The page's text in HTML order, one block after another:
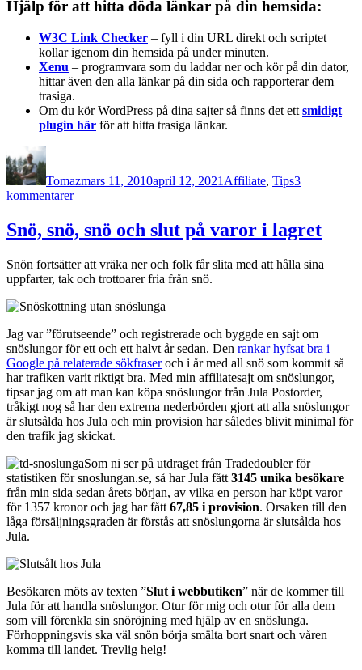
Hjälp för att hitta döda länkar på din hemsida:
W3C Link Checker – fyll i din URL direkt och scriptet
kollar igenom din hemsida på under minuten.
Xenu – programvara som du laddar ner och kör på din dator,
hittar även den alla länkar på din sida och rapporterar dem
trasiga.
Om du kör WordPress på dina sajter så finns det ett smidigt
plugin här för att hitta trasiga länkar.
Författare
Tomazmars 11, 2010april 12, 2021 Affiliate, Tips3
kommentarertill
länkar
ger
klirr
i
Snö, snö, snö och slut på varor i lagret
Snön fortsätter att vräka ner och folk får slita med att hålla sina
uppfarter, tak och trottoarer fria från snö.
Jag var ”förutseende” och registrerade och byggde en sajt om
snöslungor för ett och ett halvt år sedan. Den rankar hyfsat bra i
Google på relaterade sökfraseroch i år med all snö som kommit så
har trafiken varit riktigt bra. Med min affiliatesajt om snöslungor,
tipsar jag om att man kan köpa snöslungor från Jula Postorder,
tråkigt nog så har den extrema nederbörden gjort att alla snöslungor
är slutsålda hos Jula och min provision har således blivit minimal för
den trafik jag skickat.
Som ni ser på utdraget från Tradedoubler för
statistiken för snoslungan.se, så har Jula fått 3145 unika besökare
från min sida sedan årets början, av vilka en person har köpt varor
för 1357 kronor och jag har fått 67,85 i provision. Orsaken till den
låga försäljningsgraden är förstås att snöslungorna är slutsålda hos
Jula.
Besökaren möts av texten ”Slut i webbutiken” när de kommer till
Jula för att handla snöslungor. Otur för mig och otur för alla dem
som vill förenkla sin snöröjning med hjälp av en snöslunga.
Förhoppningsvis ska väl snön börja smälta bort snart och våren
komma till landet. Trevlig helg!